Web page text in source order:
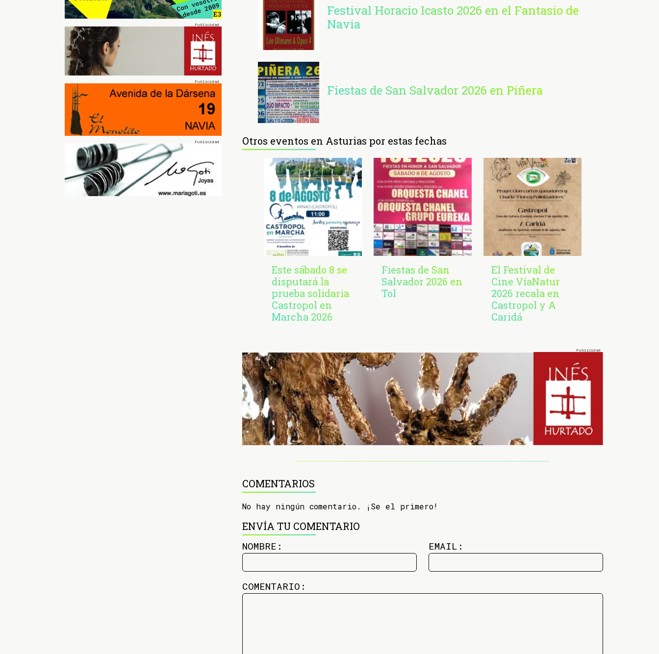
Festival Horacio Icasto 2026 en el Fantasio de
Navia
Fiestas de San Salvador 2026 en Piñera
Otros eventos en Asturias por estas fechas
Este sábado 8 se
disputará la
prueba solidaria
Castropol en
Marcha 2026
Fiestas de San
Salvador 2026 en
Tol
El Festival de
Cine VíaNatur
2026 recala en
Castropol y A
Caridá
COMENTARIOS
No hay ningún comentario. ¡Se el primero!
ENVÍA TU COMENTARIO
NOMBRE: EMAIL:
COMENTARIO: